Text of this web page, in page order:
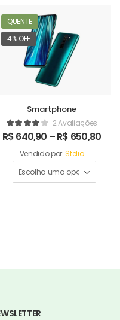
QUENTE
4% OFF
Smartphone
2 Avaliações
R$640,90 –R$ 650,80
Vendido por:Stelio